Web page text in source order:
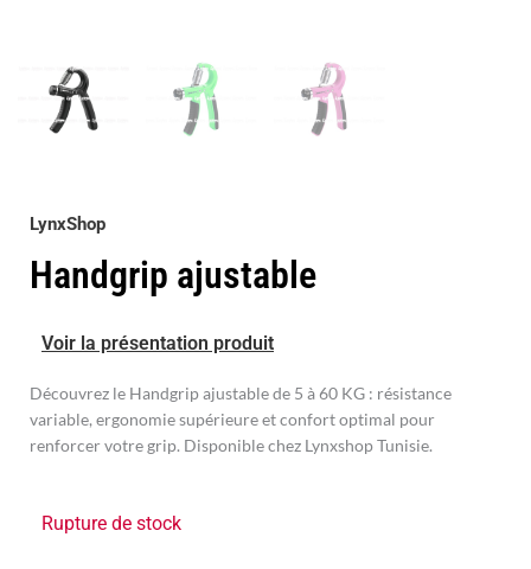
LynxShop
Handgrip ajustable
Voir la présentation produit
Découvrez le Handgrip ajustable de 5 à 60 KG : résistance
variable, ergonomie supérieure et confort optimal pour
renforcer votre grip. Disponible chez Lynxshop Tunisie.
Rupture de stock